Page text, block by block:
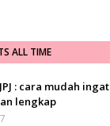
ALL TIME
: cara mudah ingat
lengkap